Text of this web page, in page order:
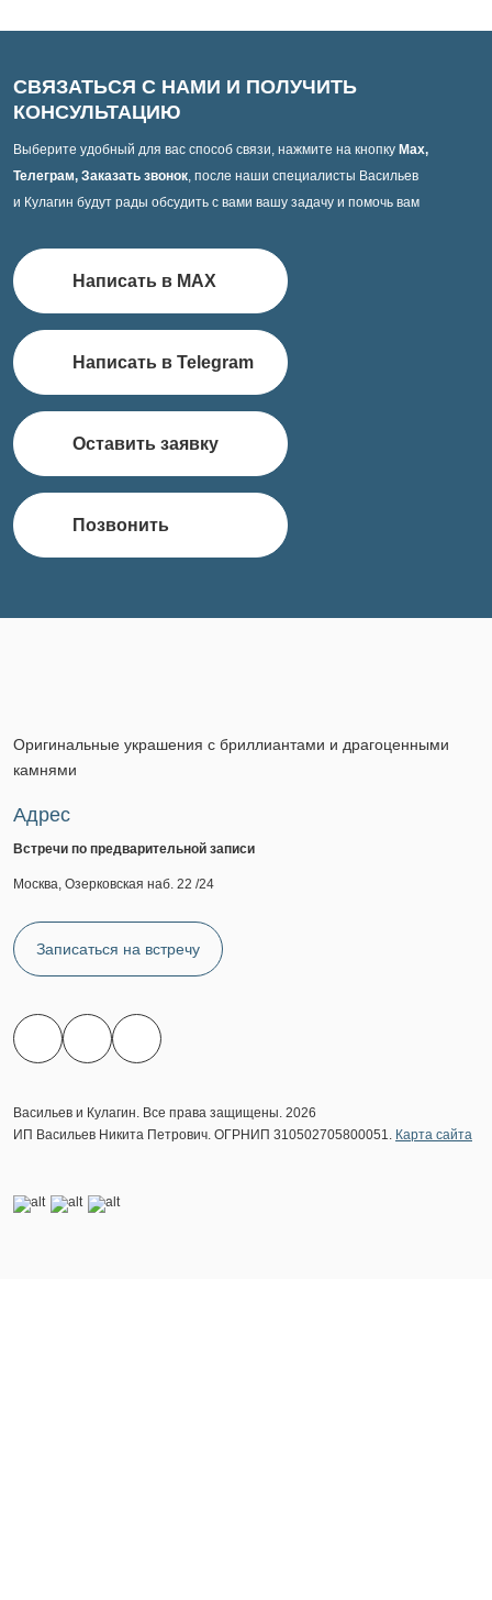
СВЯЗАТЬСЯ С НАМИ И ПОЛУЧИТЬ
КОНСУЛЬТАЦИЮ
Выберите удобный для вас способ связи, нажмите на кнопку Max,
Телеграм, Заказать звонок, после наши специалисты Васильев
и Кулагин будут рады обсудить с вами вашу задачу и помочь вам
Написать в MAX
Написать в Telegram
Оставить заявку
Позвонить
Оригинальные украшения с бриллиантами и драгоценными
камнями
Адрес
Встречи по предварительной записи
Москва, Озерковская наб. 22 /24
Записаться на встречу
Васильев и Кулагин. Все права защищены. 2026
ИП Васильев Никита Петрович. ОГРНИП 310502705800051. Карта сайта